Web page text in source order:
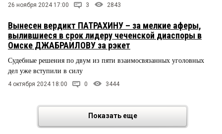
26 ноября 2024 17:00 3 2843
Вынесен вердикт ПАТРАХИНУ – за мелкие аферы,
вылившиеся в срок лидеру чеченской диаспоры в
Омске ДЖАБРАИЛОВУ за рэкет
Судебные решения по двум из пяти взаимосвязанных уголовных
дел уже вступили в силу
4 октября 2024 18:00 0 3444
Показать еще